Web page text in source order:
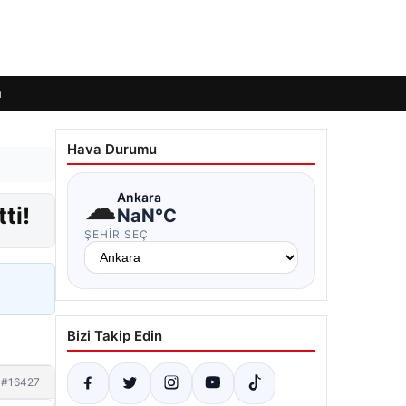
#16427
Hava Durumu
☁Ankara
NaN°C
ŞEHIR SEÇ
Bizi Takip Edin